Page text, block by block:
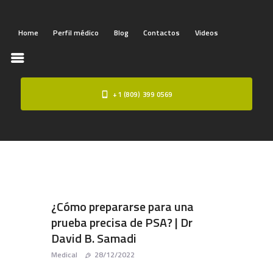
Home Perfil médico Blog Contactos Videos
+1 (809) 399 0569
PERFIL MÉDICO
CONTACTOS
¿Cómo prepararse para una
prueba precisa de PSA? | Dr
David B. Samadi
Medical 28/12/2022